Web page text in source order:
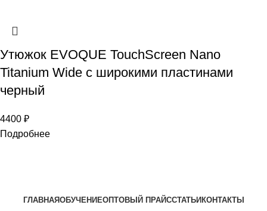
Утюжок EVOQUE TouchScreen Nano
Titanium Wide с широкими пластинами
черный
4400 ₽
Подробнее
ГЛАВНАЯОБУЧЕНИЕОПТОВЫЙ ПРАЙССТАТЬИ КОНТАКТЫ